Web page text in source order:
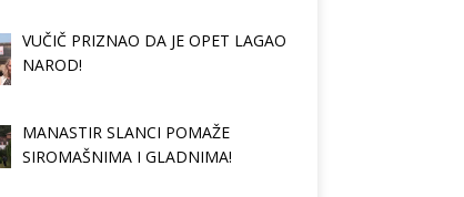
VUČIČ PRIZNAO DA JE OPET LAGAO
NAROD!
MANASTIR SLANCI POMAŽE
SIROMAŠNIMA I GLADNIMA!